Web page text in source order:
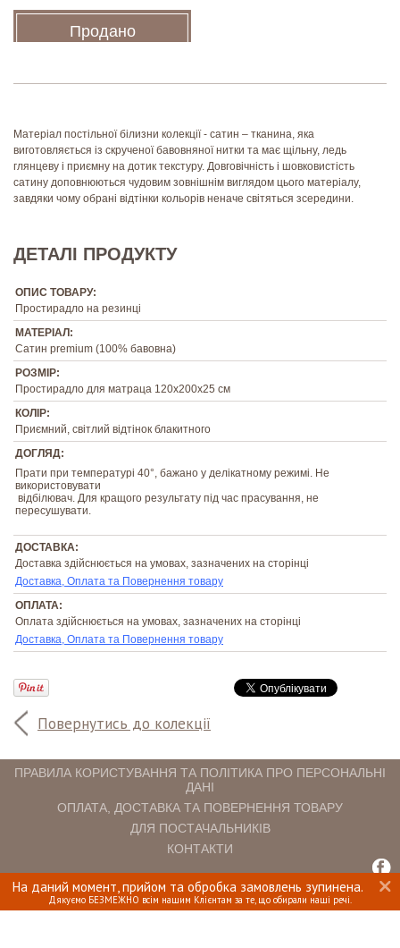
На даний момент, прийом та обробка замовлень зупинена.
Дякуємо БЕЗМЕЖНО всім нашим Клієнтам за те, що обирали наші речі.
Продано
Повернутись до колекції
Матеріал постільної білизни колекції - сатин – тканина, яка
виготовляється із скрученої бавовняної нитки та має щільну, ледь
глянцеву і приємну на дотик текстуру. Довговічність і шовковистість
сатину доповнюються чудовим зовнішнім виглядом цього матеріалу,
завдяки чому обрані відтінки кольорів неначе світяться зсередини.
ДЕТАЛІ ПРОДУКТУ
ОПИС ТОВАРУ:
Простирадло на резинці
МАТЕРІАЛ:
Сатин premium (100% бавовна)
РОЗМІР:
Простирадло для матраца 120х200х25 см
КОЛІР:
Приємний, світлий відтінок блакитного
ДОГЛЯД:
Прати при температурі 40°, бажано у делікатному режимі. Не
використовувати
відбілювач. Для кращого результату під час прасування, не
пересушувати.
ДОСТАВКА:
Доставка здійснюється на умовах, зазначених на сторінці
Доставка, Оплата та Повернення товару
ОПЛАТА:
Оплата здійснюється на умовах, зазначених на сторінці
Доставка, Оплата та Повернення товару
ПРАВИЛА КОРИСТУВАННЯ ТА ПОЛІТИКА ПРО ПЕРСОНАЛЬНІ
ДАНІ
ОПЛАТА, ДОСТАВКА ТА ПОВЕРНЕННЯ ТОВАРУ
ДЛЯ ПОСТАЧАЛЬНИКІВ
КОНТАКТИ
INTERIOMANIA © 2018. ВСІ ПРАВА ЗАХИЩЕНІ.